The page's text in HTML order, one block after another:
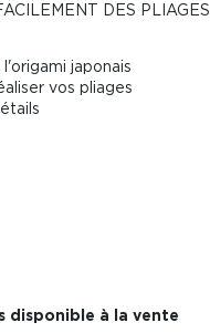
DES PLIAGES
japonais
vos pliages
disponible à la vente